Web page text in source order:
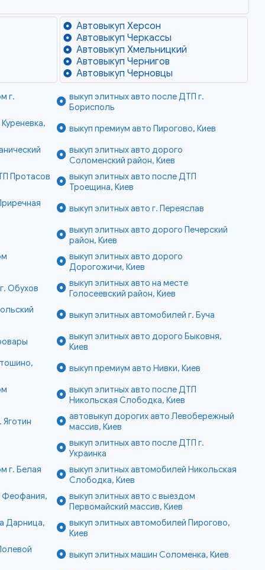
Автовыкуп Херсон
Автовыкуп Черкассы
Автовыкуп Хмельницкий
Автовыкуп Чернигов
Автовыкуп Черновцы
г.
выкуп элитных авто после ДТП г.
Борисполь
выкуп премиум авто Пирогово, Киев
выкуп элитных авто дорого
Соломенский район, Киев
Протасов
выкуп элитных авто после ДТП
Троещина, Киев
выкуп элитных авто г. Переяслав
выкуп элитных авто дорого Печерский
район, Киев
выкуп элитных авто дорого
Дорогожичи, Киев
Обухов
выкуп элитных авто на месте
Голосеевский район, Киев
выкуп элитных автомобилей г. Буча
выкуп элитных авто дорого Быковня,
Киев
выкуп премиум авто Нивки, Киев
выкуп элитных авто после ДТП
Никольская Слободка, Киев
Яготин
автовыкуп дорогих авто Левобережный
массив, Киев
выкуп элитных авто после ДТП г.
Украинка
г. Белая
выкуп элитных автомобилей Никольская
Слободка, Киев
Феофания,
выкуп элитных авто с выездом
Первомайский массив, Киев
Дарница,
выкуп элитных автомобилей Пирогово,
Киев
выкуп элитных машин Соломенка, Киев